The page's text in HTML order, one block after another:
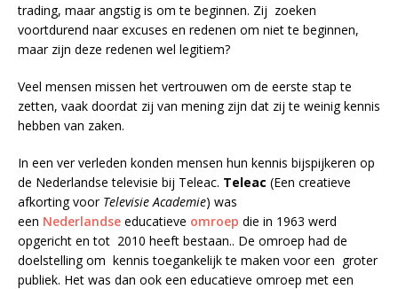
trading, maar angstig is om te beginnen. Zij zoeken
voortdurend naar excuses en redenen om niet te beginnen,
maar zijn deze redenen wel legitiem?
Veel mensen missen het vertrouwen om de eerste stap te
zetten, vaak doordat zij van mening zijn dat zij te weinig kennis
hebben van zaken.
In een ver verleden konden mensen hun kennis bijspijkeren op
de Nederlandse televisie bij Teleac. Teleac (Een creatieve
afkorting voor Televisie Academie) was
een Nederlandse educatieve omroep die in 1963 werd
opgericht en tot 2010 heeft bestaan.. De omroep had de
doelstelling om kennis toegankelijk te maken voor een groter
publiek. Het was dan ook een educatieve omroep met een